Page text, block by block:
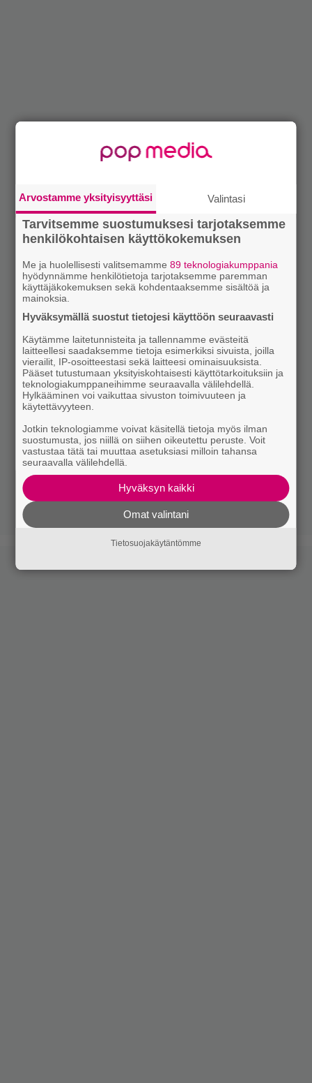
Arvostamme yksityisyyttäsi Valintasi
Tarvitsemme suostumuksesi tarjotaksemme
henkilökohtaisen käyttökokemuksen
Me ja huolellisesti valitsemamme89 teknologiakumppania
hyödynnämme henkilötietoja tarjotaksemme paremman
käyttäjäkokemuksen sekä kohdentaaksemme sisältöä ja
mainoksia.
Hyväksymällä suostut tietojesi käyttöön seuraavasti
Käytämme laitetunnisteita ja tallennamme evästeitä
laitteellesi saadaksemme tietoja esimerkiksi sivuista, joilla
vierailit, IP-osoitteestasi sekä laitteesi ominaisuuksista.
Pääset tutustumaan yksityiskohtaisesti käyttötarkoituksiin ja
teknologiakumppaneihimme seuraavalla välilehdellä.
Hylkääminen voi vaikuttaa sivuston toimivuuteen ja
käytettävyyteen.
Jotkin teknologiamme voivat käsitellä tietoja myös ilman
suostumusta, jos niillä on siihen oikeutettu peruste. Voit
vastustaa tätä tai muuttaa asetuksiasi milloin tahansa
seuraavalla välilehdellä.
Hyväksyn kaikki
Omat valintani
Tietosuojakäytäntömme